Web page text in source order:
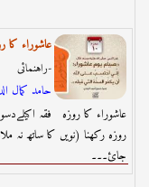
عاشوراء کا
راہنمائى-
حامد كمال
عاشوراء کا روزہ فقہ
روزہ رکھنا (نویں کا ساتھ نہ
جائ۔۔۔